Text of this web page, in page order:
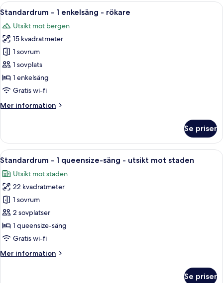
enkelsängar
utsikt
mot
staden
Öppna
alla
foton
för
Standardrum
-
1
enkelsäng
rökare
Ett hotellrum med en säng, ett
11
Standardrum - 1 enkelsäng - rökare
Utsikt mot bergen
15 kvadratmeter
1 sovrum
1 sovplats
1 enkelsäng
Gratis wi-fi
Mer information
Mer
-
enkelsäng
rökare
Se priser
Öppna
alla
foton
för
Standardrum
-
1
queensize-
-
Ett hotellrum med en stor säng, ett
6
Standardrum - 1 queensize-säng - utsikt mot staden
Utsikt mot staden
22 kvadratmeter
1 sovrum
2 sovplatser
1 queensize-säng
Gratis wi-fi
Mer information
Mer
Se priser